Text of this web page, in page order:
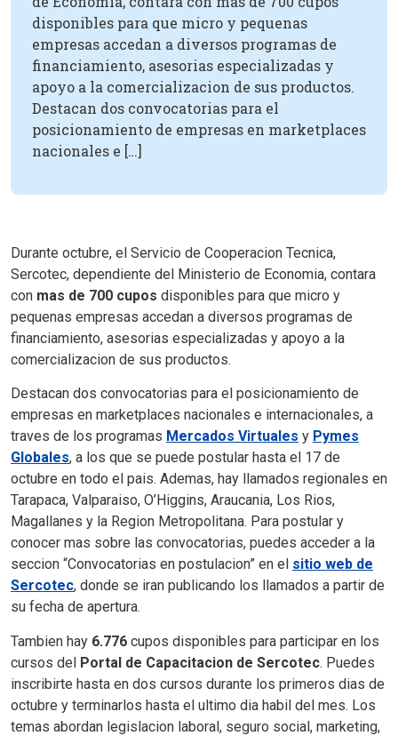
disponibles para que micro y pequenas
empresas accedan a diversos programas de
financiamiento, asesorias especializadas y
apoyo a la comercializacion de sus productos.
Destacan dos convocatorias para el
posicionamiento de empresas en marketplaces
nacionales e […]
Durante octubre, el Servicio de Cooperacion Tecnica,
Sercotec, dependiente del Ministerio de Economia, contara
con mas de 700 cupos disponibles para que micro y
pequenas empresas accedan a diversos programas de
financiamiento, asesorias especializadas y apoyo a la
comercializacion de sus productos.
Destacan dos convocatorias para el posicionamiento de
empresas en marketplaces nacionales e internacionales, a
traves de los programas Mercados Virtuales y Pymes
Globales, a los que se puede postular hasta el 17 de
octubre en todo el pais. Ademas, hay llamados regionales en
Tarapaca, Valparaiso, O’Higgins, Araucania, Los Rios,
Magallanes y la Region Metropolitana. Para postular y
conocer mas sobre las convocatorias, puedes acceder a la
seccion “Convocatorias en postulacion” en el sitio web de
Sercotec, donde se iran publicando los llamados a partir de
su fecha de apertura.
Tambien hay 6.776 cupos disponibles para participar en los
cursos del Portal de Capacitacion de Sercotec. Puedes
inscribirte hasta en dos cursos durante los primeros dias de
octubre y terminarlos hasta el ultimo dia habil del mes. Los
temas abordan legislacion laboral, seguro social, marketing,